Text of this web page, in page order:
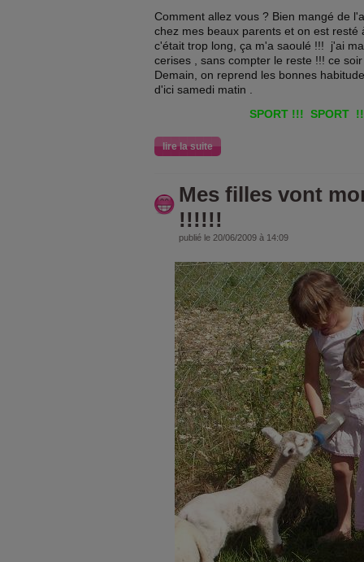
Comment allez vous ? Bien mangé de
chez mes beaux parents et on est resté
c'était trop long, ça m'a saoulé !!! j'ai
cerises , sans compter le reste !!! ce
Demain, on reprend les bonnes
d'ici samedi matin .
SPORT !!! SPORT
lire la suite
Mes filles vont
!!!!!!
publié le 20/06/2009 à 14:09